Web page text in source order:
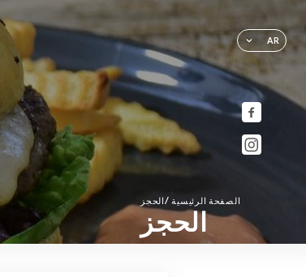
AR
الصفحة الرئيسية / الحجز
الحجز